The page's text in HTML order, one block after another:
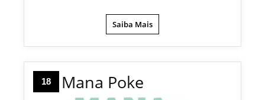
Saiba Mais
18 Mana Poke